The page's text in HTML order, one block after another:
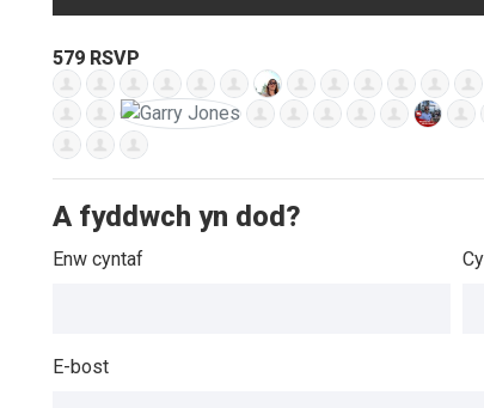
579 RSVP
A fyddwch yn dod?
Enw cyntaf
E-bost